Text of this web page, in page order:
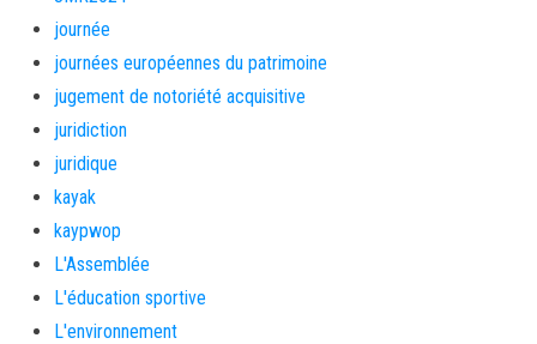
journée
journées européennes du patrimoine
jugement de notoriété acquisitive
juridiction
juridique
kayak
kaypwop
L'Assemblée
L'éducation sportive
L'environnement